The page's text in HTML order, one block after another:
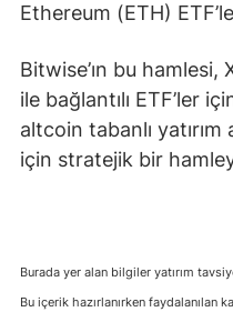
Ethereum (ETH)
Bitwise’ın bu
ile bağlantılı ETF’ler
altcoin tabanlı
için stratejik bir
Burada yer alan bilgiler yatırım
Bu içerik hazırlanırken faydalanılan